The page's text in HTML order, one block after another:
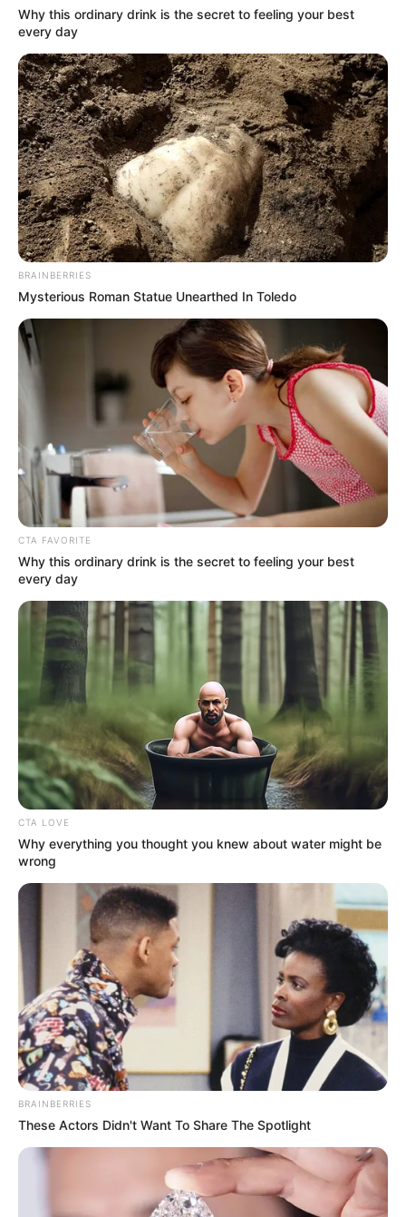
Why this ordinary drink is the secret to feeling your best
every day
BRAINBERRIES
Mysterious Roman Statue Unearthed In Toledo
CTA FAVORITE
Why this ordinary drink is the secret to feeling your best
every day
CTA LOVE
Why everything you thought you knew about water might be
wrong
BRAINBERRIES
These Actors Didn't Want To Share The Spotlight